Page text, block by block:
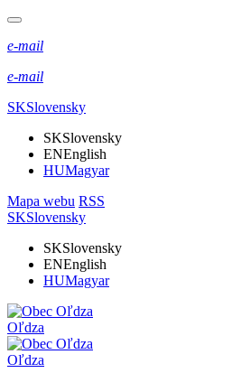
e-mail
e-mail
SKSlovensky
SKSlovensky
ENEnglish
HUMagyar
Mapa webu RSS
SKSlovensky
SKSlovensky
ENEnglish
HUMagyar
Oľdza
Oľdza